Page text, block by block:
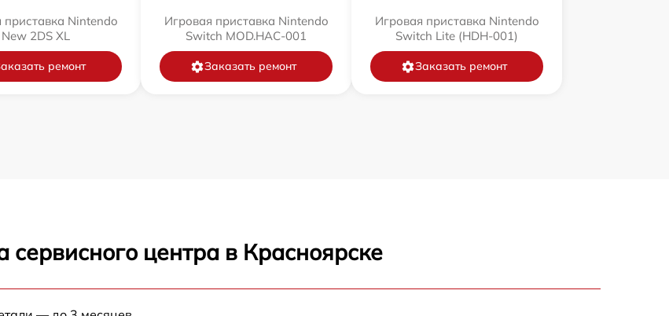
приставка Nintendo
New 2DS XL
ремонт
Игровая приставка Nintendo
Switch MOD.HAC-001
Заказать ремонт
Игровая приставка Nintendo
Switch Lite (HDH-001)
Заказать ремонт
сервисного центра в Красноярске